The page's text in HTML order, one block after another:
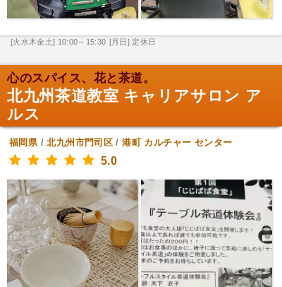
[火水木金土] 10:00～15:30 [月日] 定休日
心のスパイス、花と茶道。
北九州茶道教室 キャリアサロン ア
ルス
福岡県/北九州市門司区 /港町 カルチャー センター
5.0